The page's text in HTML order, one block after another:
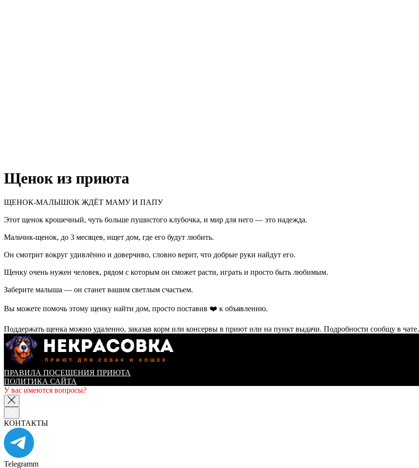
Щенок из приюта
ЩЕНОК-МАЛЫШОК ЖДЁТ МАМУ И ПАПУ
Этот щенок крошечный, чуть больше пушистого клубочка, и мир для него — это надежда.
Мальчик-щенок, до 3 месяцев, ищет дом, где его будут любить.
Он смотрит вокруг удивлённо и доверчиво, словно верит, что добрые руки найдут его.
Щенку очень нужен человек, рядом с которым он сможет расти, играть и просто быть любимым.
Заберите малыша — он станет вашим светлым счастьем.
Вы можете помочь этому щенку найти дом, просто поставив ❤️ к объявлению.
Поддержать щенка можно удаленно, заказав корм или консервы в приют или на пункт выдачи. Подробности сообщу в чате.
ПРАВИЛА ПОСЕЩЕНИЯ ПРИЮТА
ПОЛИТИКА САЙТА
У вас имеются вопросы?
КОНТАКТЫ
Telegramm